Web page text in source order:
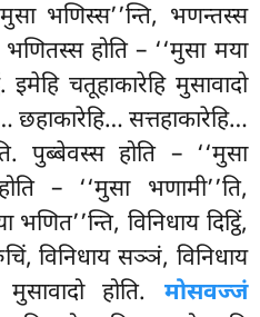
भणिस्स’’न्ति, भणन्तस्स
भणितस्स होति – ‘‘मुसा मया
इमेहि चतूहाकारेहि मुसावादो
छहाकारेहि… सत्तहाकारेहि…
पुब्बेवस्स होति – ‘‘मुसा
– ‘‘मुसा भणामी’’ति,
विनिधाय दिट्ठिं,
विनिधाय सञ्ञं, विनिधाय
होति. मोसवज्जं